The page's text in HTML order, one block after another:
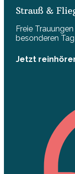
Strauß &
Freie
besonderen Tag
Jetzt